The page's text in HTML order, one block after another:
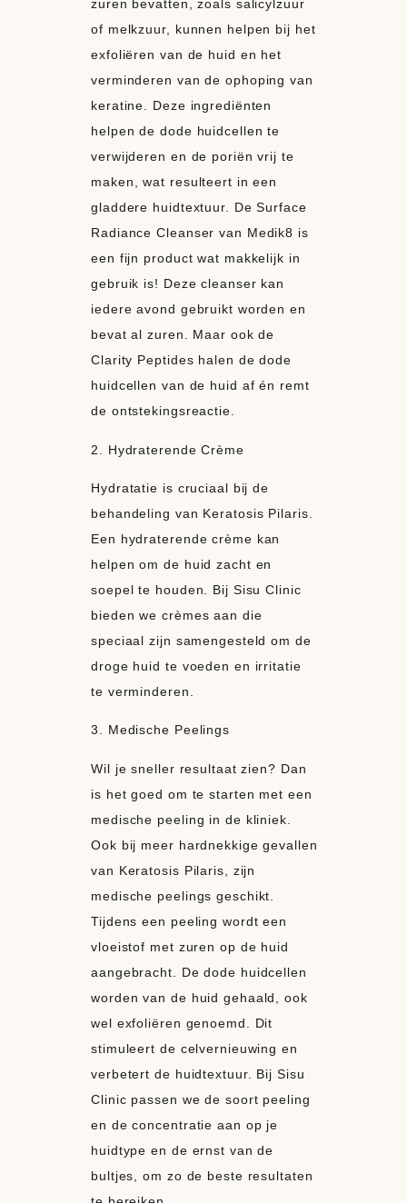
zuren bevatten, zoals salicylzuur
of melkzuur, kunnen helpen bij het
exfoliëren van de huid en het
verminderen van de ophoping van
keratine. Deze ingrediënten
helpen de dode huidcellen te
verwijderen en de poriën vrij te
maken, wat resulteert in een
gladdere huidtextuur. De Surface
Radiance Cleanser van Medik8 is
een fijn product wat makkelijk in
gebruik is! Deze cleanser kan
iedere avond gebruikt worden en
bevat al zuren. Maar ook de
Clarity Peptides halen de dode
huidcellen van de huid af én remt
de ontstekingsreactie.
2. Hydraterende Crème
Hydratatie is cruciaal bij de
behandeling van Keratosis Pilaris.
Een hydraterende crème kan
helpen om de huid zacht en
soepel te houden. Bij Sisu Clinic
bieden we crèmes aan die
speciaal zijn samengesteld om de
droge huid te voeden en irritatie
te verminderen.
3. Medische Peelings
Wil je sneller resultaat zien? Dan
is het goed om te starten met een
medische peeling in de kliniek.
Ook bij meer hardnekkige gevallen
van Keratosis Pilaris, zijn
medische peelings geschikt.
Tijdens een peeling wordt een
vloeistof met zuren op de huid
aangebracht. De dode huidcellen
worden van de huid gehaald, ook
wel exfoliëren genoemd. Dit
stimuleert de celvernieuwing en
verbetert de huidtextuur. Bij Sisu
Clinic passen we de soort peeling
en de concentratie aan op je
huidtype en de ernst van de
bultjes, om zo de beste resultaten